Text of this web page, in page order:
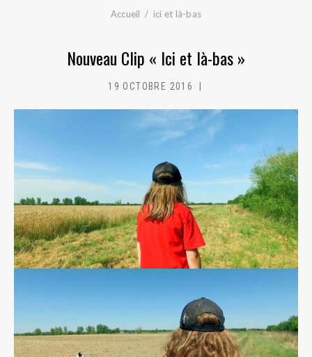
Accueil ici et là-bas
Nouveau Clip « Ici et là-bas »
19 OCTOBRE 2016